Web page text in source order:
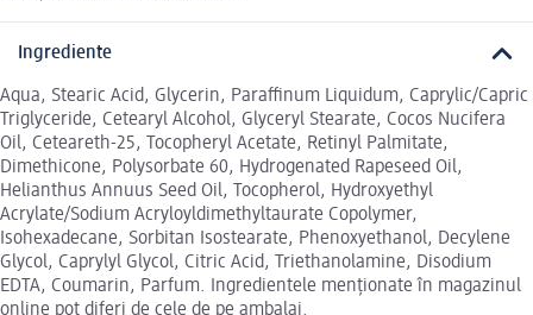
Ingrediente
Aqua, Stearic Acid, Glycerin, Paraffinum Liquidum, Caprylic/Capric
Triglyceride, Cetearyl Alcohol, Glyceryl Stearate, Cocos Nucifera
Oil, Ceteareth-25, Tocopheryl Acetate, Retinyl Palmitate,
Dimethicone, Polysorbate 60, Hydrogenated Rapeseed Oil,
Helianthus Annuus Seed Oil, Tocopherol, Hydroxyethyl
Acrylate/Sodium Acryloyldimethyltaurate Copolymer,
Isohexadecane, Sorbitan Isostearate, Phenoxyethanol, Decylene
Glycol, Caprylyl Glycol, Citric Acid, Triethanolamine, Disodium
EDTA, Coumarin, Parfum. Ingredientele menționate în magazinul
online pot diferi de cele de pe ambalaj.